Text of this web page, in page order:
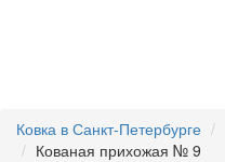
Ковка в Санкт-Петербурге
Кованая прихожая № 9